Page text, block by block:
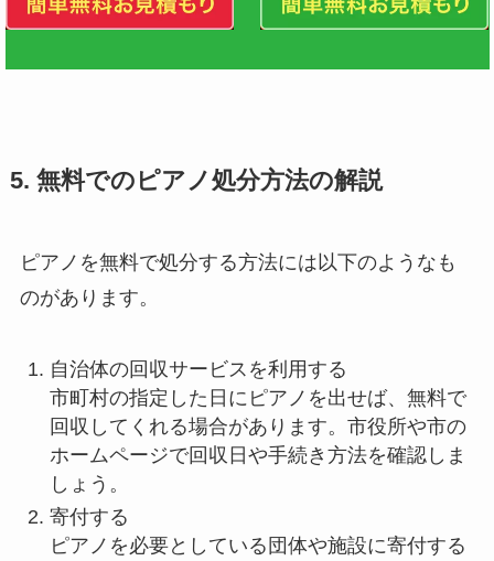
5. 無料でのピアノ処分方法の解説
ピアノを無料で処分する方法には以下のようなも
のがあります。
自治体の回収サービスを利用する
市町村の指定した日にピアノを出せば、無料で
回収してくれる場合があります。市役所や市の
ホームページで回収日や手続き方法を確認しま
しょう。
寄付する
ピアノを必要としている団体や施設に寄付する